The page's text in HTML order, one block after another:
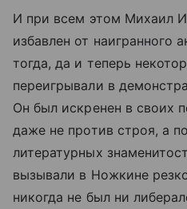
И при всем этом Михаил
избавлен от наигранного
тогда, да и теперь
переигрывали в
Он был искренен в своих
даже не против строя, а
литературных
вызывали в Ножкине
никогда не был ни